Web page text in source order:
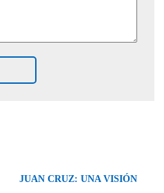
JUAN CRUZ: UNA VISIÓN